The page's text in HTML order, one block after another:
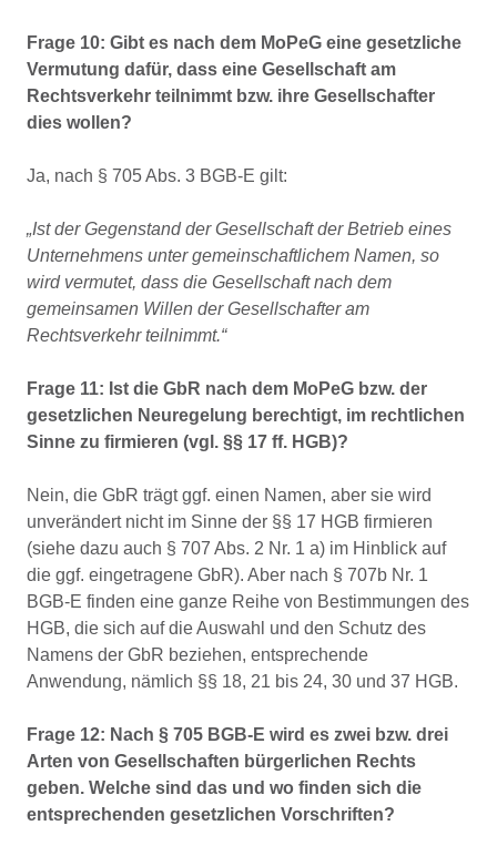
Frage 10: Gibt es nach dem MoPeG eine gesetzliche
Vermutung dafür, dass eine Gesellschaft am
Rechtsverkehr teilnimmt bzw. ihre Gesellschafter
dies wollen?
Ja, nach § 705 Abs. 3 BGB-E gilt:
„Ist der Gegenstand der Gesellschaft der Betrieb eines
Unternehmens unter gemeinschaftlichem Namen, so
wird vermutet, dass die Gesellschaft nach dem
gemeinsamen Willen der Gesellschafter am
Rechtsverkehr teilnimmt.“
Frage 11: Ist die GbR nach dem MoPeG bzw. der
gesetzlichen Neuregelung berechtigt, im rechtlichen
Sinne zu firmieren (vgl. §§ 17 ff. HGB)?
Nein, die GbR trägt ggf. einen Namen, aber sie wird
unverändert nicht im Sinne der §§ 17 HGB firmieren
(siehe dazu auch § 707 Abs. 2 Nr. 1 a) im Hinblick auf
die ggf. eingetragene GbR). Aber nach § 707b Nr. 1
BGB-E finden eine ganze Reihe von Bestimmungen des
HGB, die sich auf die Auswahl und den Schutz des
Namens der GbR beziehen, entsprechende
Anwendung, nämlich §§ 18, 21 bis 24, 30 und 37 HGB.
Frage 12: Nach § 705 BGB-E wird es zwei bzw. drei
Arten von Gesellschaften bürgerlichen Rechts
geben. Welche sind das und wo finden sich die
entsprechenden gesetzlichen Vorschriften?